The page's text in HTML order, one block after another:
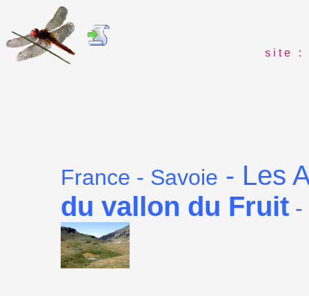
s i t e : i
France - Savoie - Les
du vallon du Fruit -